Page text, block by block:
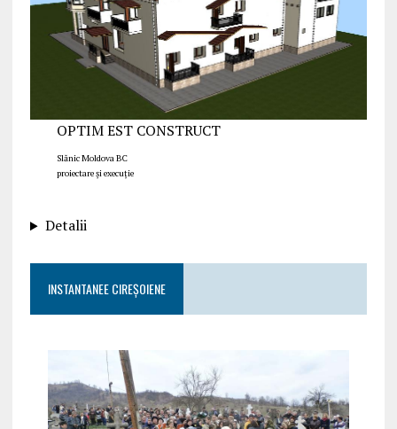
OPTIM EST CONSTRUCT
Slănic Moldova BC
proiectare și execuție
Detalii
INSTANTANEE CIREȘOIENE